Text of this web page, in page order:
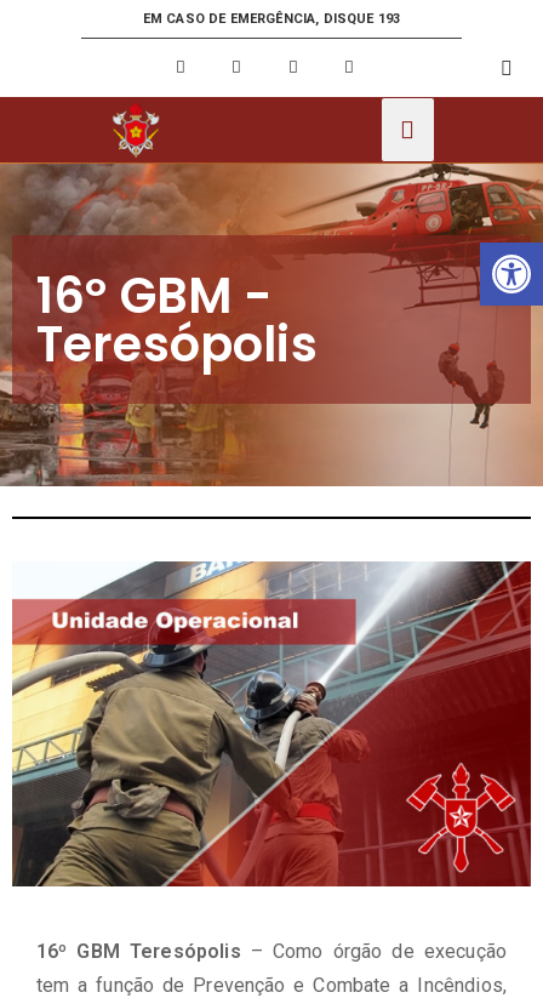
EM CASO DE EMERGÊNCIA, DISQUE 193
16º GBM -
Teresópolis
16º GBM Teresópolis – Como órgão de execução
tem a função de Prevenção e Combate a Incêndios,